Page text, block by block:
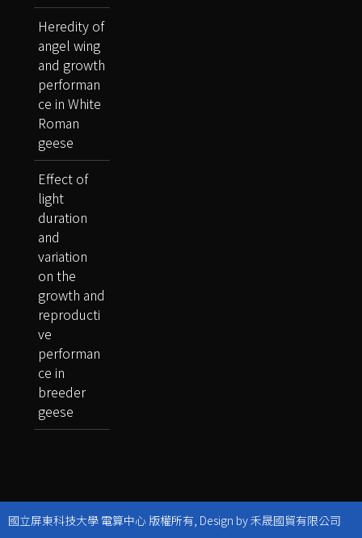
Heredity of
angel wing
and growth
performan
ce in White
Roman
geese
Effect of
light
duration
and
variation
on the
growth and
reproducti
ve
performan
ce in
breeder
geese
國立屏東科技大學 電算中心 版權所有, Design by 禾晟國貿有限公司